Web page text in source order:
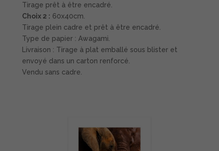
Tirage prêt à être encadré.
Choix 2 : 60x40cm.
Tirage plein cadre et prêt à être encadré.
Type de papier : Awagami.
Livraison : Tirage à plat emballé sous blister et
envoyé dans un carton renforcé.
Vendu sans cadre.